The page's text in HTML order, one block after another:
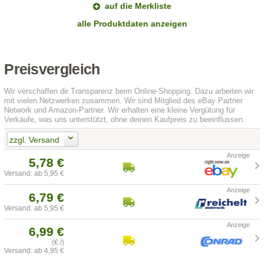
auf die Merkliste
alle Produktdaten anzeigen
Preisvergleich
Wir verschaffen dir Transparenz beim Online-Shopping. Dazu arbeiten wir
mit vielen Netzwerken zusammen. Wir sind Mitglied des eBay Partner
Network und Amazon-Partner. Wir erhalten eine kleine Vergütung für
Verkäufe, was uns unterstützt, ohne deinen Kaufpreis zu beeinflussen.
zzgl. Versand
5,78 €
Versand: ab 5,95 €
6,79 €
Versand: ab 5,95 €
6,99 €
(€ /)
Versand: ab 4,95 €